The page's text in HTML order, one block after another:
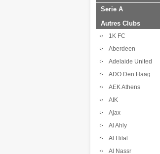
Serie A
Autres Clubs
1K FC
Aberdeen
Adelaide United
ADO Den Haag
AEK Athens
AIK
Ajax
Al Ahly
Al Hilal
Al Nassr